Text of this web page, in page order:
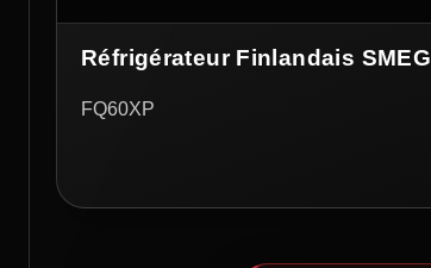
Réfrigérateur Finlandais SMEG
FQ60XP